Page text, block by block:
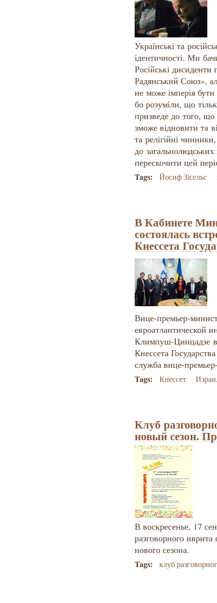
Українські та
ідентичності. Ми
Російські
Радянський Союз»,
не може імперія
бо розуміли, що
призведе до того,
зможе відновити та
та релігійні
до
перескочити цей
Tags: Йосиф Зісельс
В Кабинете
состоялась
Кнессета
Вице-премьер-
евроатлантической
Климпуш-Цинцадзе
Кнессета
служба вице-
Tags: Кнессет
Клуб
новый сезон.
В воскресенье, 17
разговорного
нового сезона.
Tags: клуб